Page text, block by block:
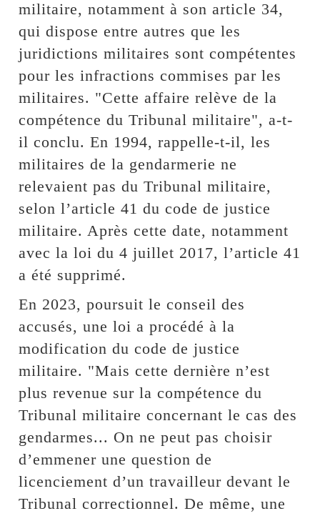
militaire, notamment à son article 34,
qui dispose entre autres que les
juridictions militaires sont compétentes
pour les infractions commises par les
militaires. "Cette affaire relève de la
compétence du Tribunal militaire", a-t-
il conclu. En 1994, rappelle-t-il, les
militaires de la gendarmerie ne
relevaient pas du Tribunal militaire,
selon l’article 41 du code de justice
militaire. Après cette date, notamment
avec la loi du 4 juillet 2017, l’article 41
a été supprimé.
En 2023, poursuit le conseil des
accusés, une loi a procédé à la
modification du code de justice
militaire. "Mais cette dernière n’est
plus revenue sur la compétence du
Tribunal militaire concernant le cas des
gendarmes... On ne peut pas choisir
d’emmener une question de
licenciement d’un travailleur devant le
Tribunal correctionnel. De même, une